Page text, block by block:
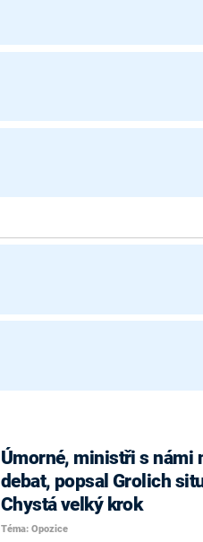
Úmorné, ministři s námi
debat, popsal Grolich
Chystá velký krok
Téma: Opozice